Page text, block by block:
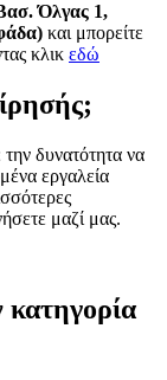
Όλγας 1,
και μπορείτε
κλικ εδώ
την δυνατότητα να
εργαλεία
μαζί μας.
κατηγορία